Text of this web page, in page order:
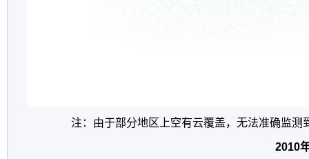
注：由于部分地区上空有云覆盖，无法准确监测
2010